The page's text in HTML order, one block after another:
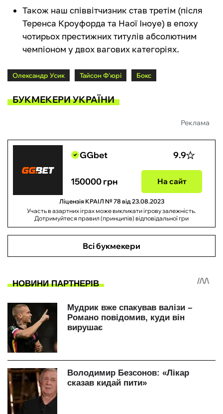
Також наш співвітчизник став третім (після
Теренса Кроуфорда та Наої Іноуе) в епоху
чотирьох престижних титулів абсолютним
чемпіоном у двох вагових категоріях.
Олександр Усик Тайсон Ф'юрі Бокс
БУКМЕКЕРИ УКРАЇНИ
Реклама
GGbet 9.9
150000 грн На сайт
Ліцензія КРАІЛ № 78 від 23.08.2023
Участь в азартних іграх може викликати ігрову залежність.
Дотримуйтеся правил (принципів) відповідальної гри
Всі букмекери